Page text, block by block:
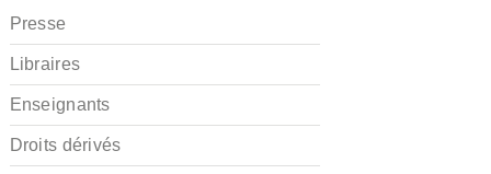
Presse
Libraires
Enseignants
Droits dérivés